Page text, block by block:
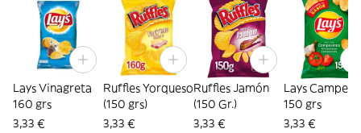
Lays Vinagreta
160 grs
3,33 €
Ruffles Yorqueso
(150 grs)
3,33 €
Ruffles Jamón
(150 Gr.)
3,33 €
Lays
150 grs
3,33 €